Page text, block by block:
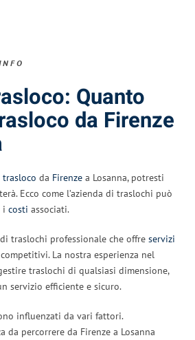
Quanto
da Firenze
trasloco da Firenze a Losanna, potresti
Ecco come l’azienda di traslochi può
i costi associati.
di traslochi professionale che offre servizi
La nostra esperienza nel
traslochi di qualsiasi dimensione,
servizio efficiente e sicuro.
influenzati da vari fattori.
da percorrere da Firenze a Losanna